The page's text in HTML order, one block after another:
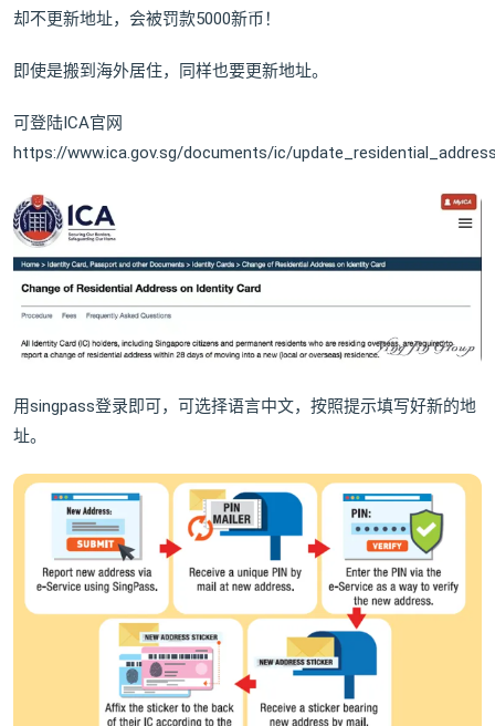
却不更新地址，会被罚款5000新币！
即使是搬到海外居住，同样也要更新地址。
可登陆ICA官网
https://www.ica.gov.sg/documents/ic/
用singpass登录即可，可选择语言中文，按照提示填写好新的地
址。